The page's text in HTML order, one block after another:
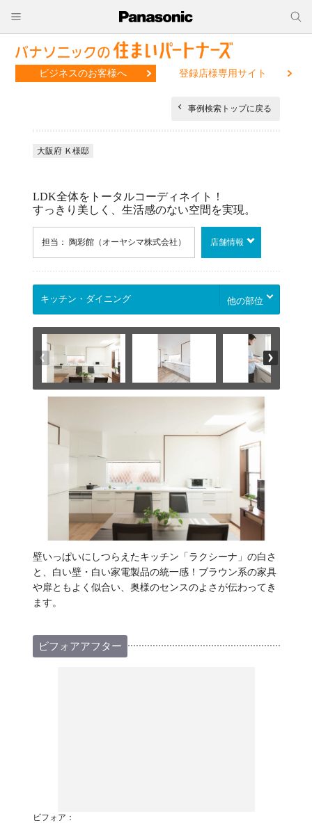
ビジネスのお客様へ 登録店様専用サイト
事例検索トップに戻る
大阪府 Ｋ様邸
LDK全体をトータルコーディネイト！
すっきり美しく、生活感のない空間を実現。
担当： 陶彩館（オーヤシマ株式会社） 店舗情報
他の部位
壁いっぱいにしつらえたキッチン「ラクシーナ」の白さ
と、白い壁・白い家電製品の統一感！ブラウン系の家具
や扉ともよく似合い、奥様のセンスのよさが伝わってき
ます。
ビフォアアフター
ビフォア：